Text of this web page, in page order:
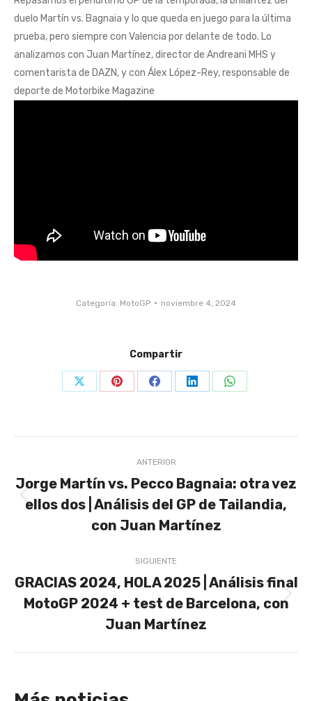
duelo Martín vs. Bagnaia y lo que queda en juego para la última
prueba, pero siempre con Valencia por delante de todo. Lo
analizamos con Juan Martínez, director de Andreani MHS y
comentarista de DAZN, y con Álex López-Rey, responsable de
deporte de Motorbike Magazine
Categoría: MotoGP noviembre 4, 2024
Compartir
Share Share Share Share Share
entre
publicaciones
ANTERIOR
Publicación
anterior:
Jorge Martín vs. Pecco Bagnaia: otra vez
ellos dos | Análisis del GP de Tailandia,
con Juan Martínez
SIGUIENTE
Publicación
siguiente:
GRACIAS 2024, HOLA 2025 | Análisis final
MotoGP 2024 + test de Barcelona, con
Juan Martínez